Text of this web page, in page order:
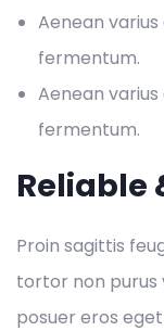
Aenean
fermentum.
Aenean
fermentum.
Reliable
Proin sagittis
tortor non purus
posuer eros